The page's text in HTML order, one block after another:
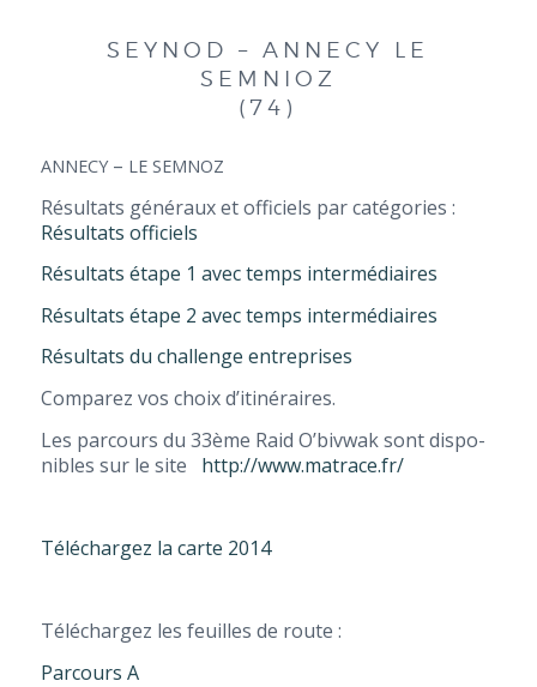
SEY­NOD – ANNE­CY LE
SEMNIOZ
(74)
ANNECY– LE SEMNOZ
Résul­tats géné­raux et offi­ciels par caté­go­ries :
Résul­tats officiels
Résul­tats étape 1 avec temps intermédiaires
Résul­tats étape 2 avec temps intermédiaires
Résul­tats du chal­lenge entreprises
Com­pa­rez vos choix d’itinéraires.
Les par­cours du 33ème Raid O’biv­wak sont dis­po­
nibles sur le site
http://www.matrace.fr/
Télé­char­gez la carte 2014
Télé­char­gez les feuilles de route :
Par­cours A